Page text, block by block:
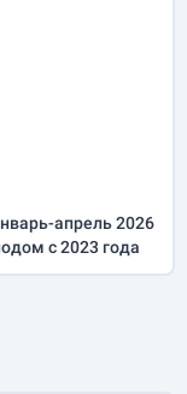
апрель2026
с 2023 года